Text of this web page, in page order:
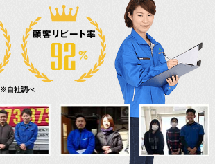
顧客リピート率
※自社調べ